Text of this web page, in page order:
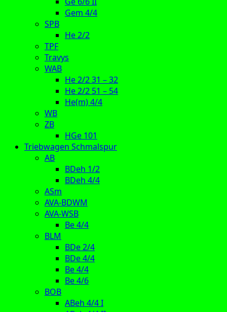
Gem 4/4
SPB
He 2/2
TPF
Travys
WAB
He 2/2 31 – 32
He 2/2 51 – 54
He(m) 4/4
WB
ZB
HGe 101
Triebwagen Schmalspur
AB
BDeh 1/2
BDeh 4/4
ASm
AVA-BDWM
AVA-WSB
Be 4/4
BLM
BDe 2/4
BDe 4/4
Be 4/4
Be 4/6
BOB
ABeh 4/4 I